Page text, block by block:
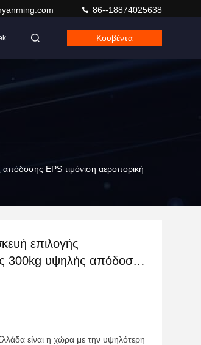
86--18874025638
Κουβέντα
EPS τιμόνιση αεροπορική
επιλογής
300kg υψηλής απόδοσης
είναι η χώρα με την υψηλότερη